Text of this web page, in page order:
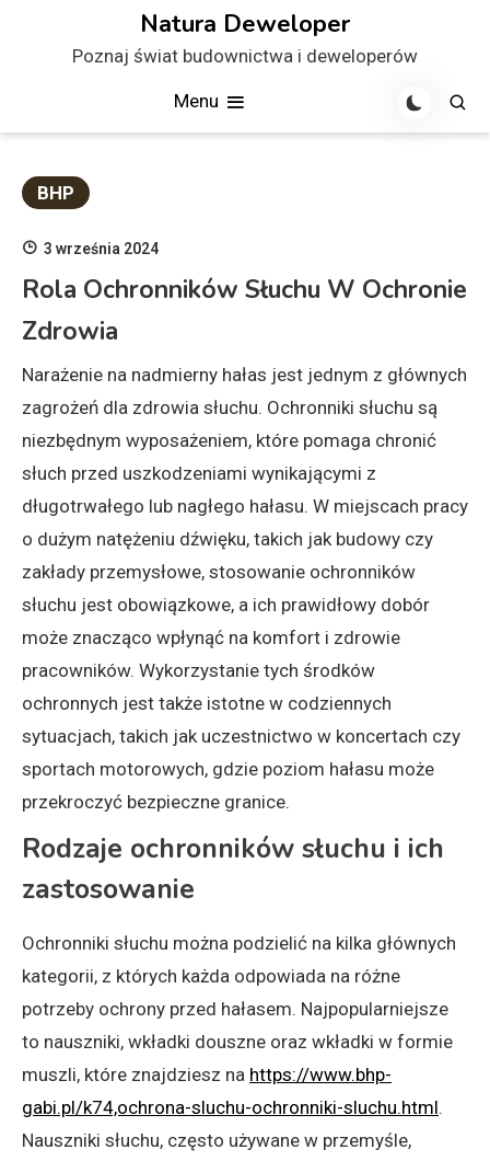
Natura Deweloper
Poznaj świat budownictwa i deweloperów
Menu
BHP
3 września 2024
Rola Ochronników Słuchu W Ochronie
Zdrowia
Narażenie na nadmierny hałas jest jednym z głównych
zagrożeń dla zdrowia słuchu. Ochronniki słuchu są
niezbędnym wyposażeniem, które pomaga chronić
słuch przed uszkodzeniami wynikającymi z
długotrwałego lub nagłego hałasu. W miejscach pracy
o dużym natężeniu dźwięku, takich jak budowy czy
zakłady przemysłowe, stosowanie ochronników
słuchu jest obowiązkowe, a ich prawidłowy dobór
może znacząco wpłynąć na komfort i zdrowie
pracowników. Wykorzystanie tych środków
ochronnych jest także istotne w codziennych
sytuacjach, takich jak uczestnictwo w koncertach czy
sportach motorowych, gdzie poziom hałasu może
przekroczyć bezpieczne granice.
Rodzaje ochronników słuchu i ich
zastosowanie
Ochronniki słuchu można podzielić na kilka głównych
kategorii, z których każda odpowiada na różne
potrzeby ochrony przed hałasem. Najpopularniejsze
to nauszniki, wkładki douszne oraz wkładki w formie
muszli, które znajdziesz na https://www.bhp-
gabi.pl/k74,ochrona-sluchu-ochronniki-sluchu.html.
Nauszniki słuchu, często używane w przemyśle,